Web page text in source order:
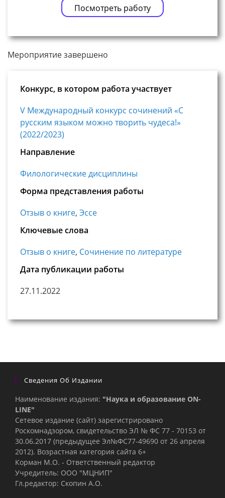
Посмотреть работу
Мероприятие завершено
Конкурс, в котором работа участвует
V Международный конкурс сочинений «С
русским языком можно творить чудеса!»
(2022/2023)
Направление
Филологические дисциплины
Форма представления работы
Отзыв о книге, Эссе
Ключевые слова
Отзыв о книге, Сочинение по литературе
Дата публикации работы
27.11.2022
Сведения Об Издании
Наименование издания: "Наука и образование ON-
LINE"
Сетевое издание (сайт) зарегистрировано
Роскомнадзором, свидетельство ЭЛ № ФС 77 - 70153 от
30.06.2017 (предыдущее Эл№ФC77-49690 от 26 апреля
2012). Возрастная категория сайта 6+
Корман М.О. - Ответственный редактор
Учредитель: ООО "МЦНИП"
Гл.редактор: Скопин А.О.